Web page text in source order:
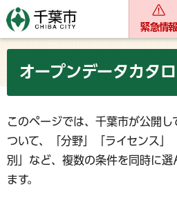
緊急情報
オープンデータカタ
このページでは、千葉市が公開し
ついて、「分野」「ライセンス」
別」など、複数の条件を同時に選
ます。